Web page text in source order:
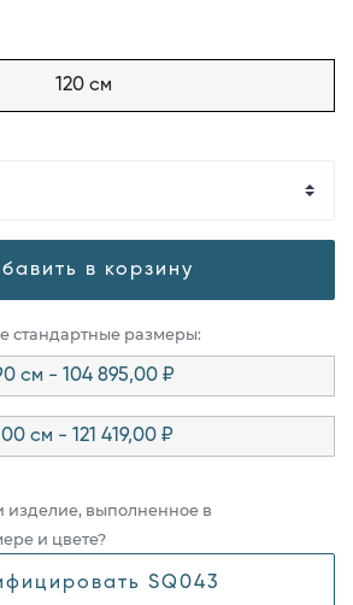
120 см
в корзину
стандартные размеры:
см - 104 895,00 ₽
см - 121 419,00 ₽
изделие, выполненное в
и цвете?
SQ043